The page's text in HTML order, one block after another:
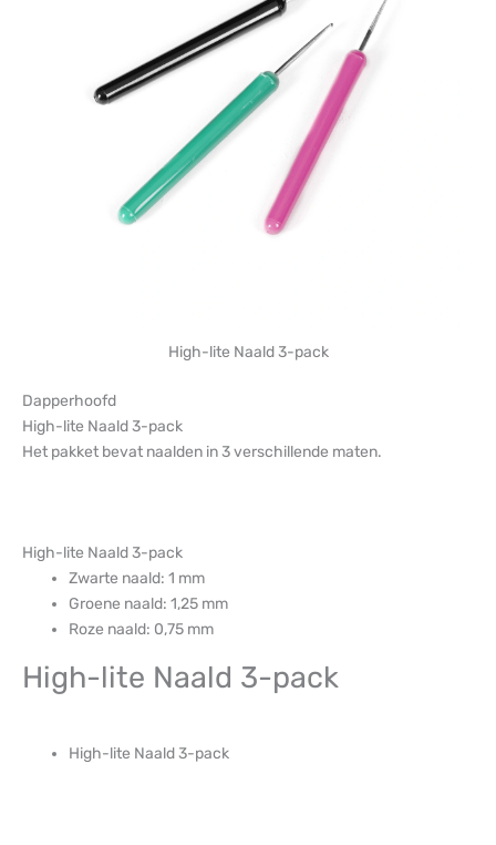
High-lite Naald 3-pack
Dapperhoofd
High-lite Naald 3-pack
Het pakket bevat naalden in 3 verschillende maten.
High-lite Naald 3-pack
Zwarte naald: 1 mm
Groene naald: 1,25 mm
Roze naald: 0,75 mm
High-lite Naald 3-pack
High-lite Naald 3-pack